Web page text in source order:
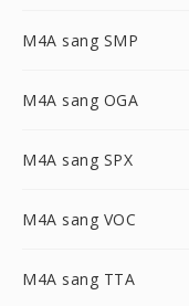
M4A sang SMP
M4A sang OGA
M4A sang SPX
M4A sang VOC
M4A sang TTA